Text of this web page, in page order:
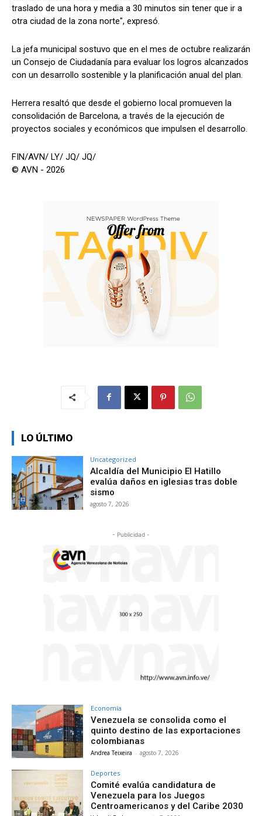
traslado de una hora y media a 30 minutos sin tener que ir a
otra ciudad de la zona norte", expresó.
La jefa municipal sostuvo que en el mes de octubre realizarán
un Consejo de Ciudadanía para evaluar los logros alcanzados
con un desarrollo sostenible y la planificación anual del plan.
Herrera resaltó que desde el gobierno local promueven la
consolidación de Barcelona, a través de la ejecución de
proyectos sociales y económicos que impulsen el desarrollo.
FIN/AVN/ LY/ JQ/ JQ/
© AVN - 2026
LO ÚLTIMO
Uncategorized
Alcaldía del Municipio El Hatillo
evalúa daños en iglesias tras doble
sismo
agosto 7, 2026
- Publicidad -
Economía
Venezuela se consolida como el
quinto destino de las exportaciones
colombianas
Andrea Teixeira - agosto 7, 2026
Deportes
Comité evalúa candidatura de
Venezuela para los Juegos
Centroamericanos y del Caribe 2030